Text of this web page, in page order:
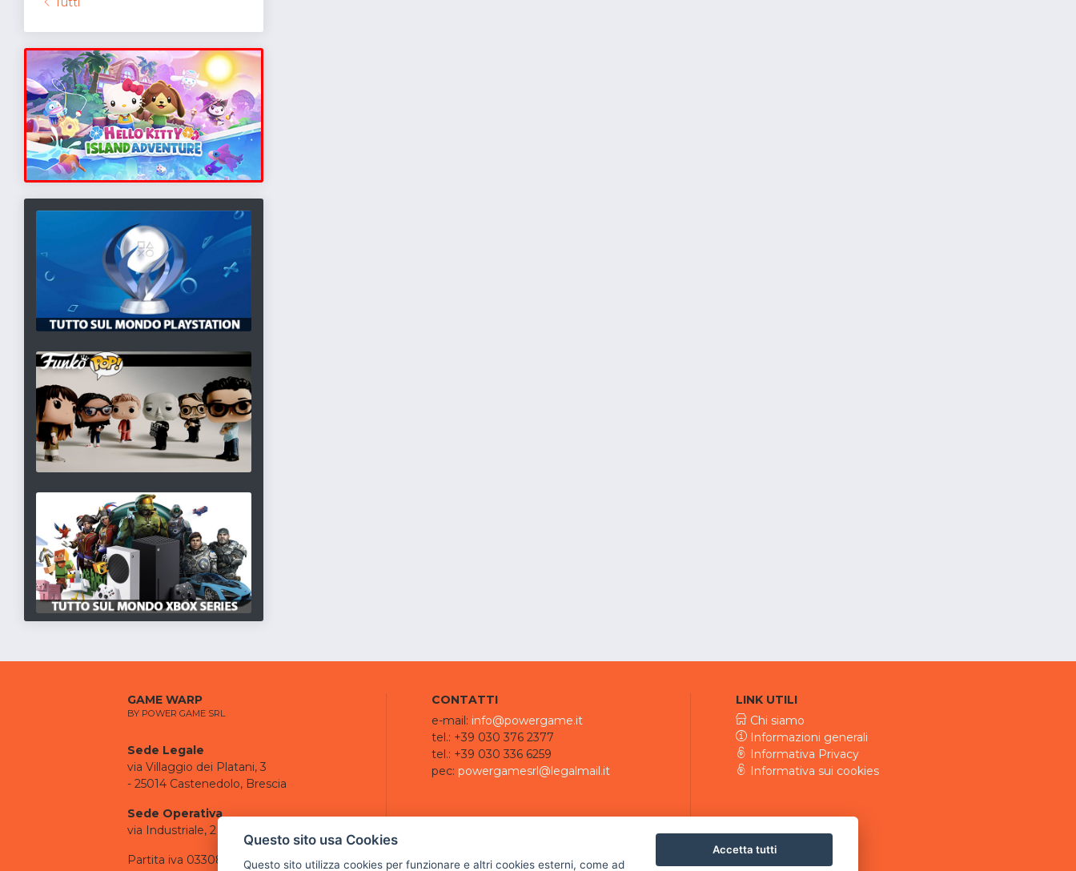
GAME WARP
BY POWER GAME SRL
Sede Legale
via Villaggio dei Platani, 3
- 25014 Castenedolo, Brescia
Sede Operativa
via Industriale, 2 - 25082 Botticino, BS
Partita iva 03308130982
CONTATTI
e-mail: info@powergame.it
tel.: +39 030 376 2377
tel.: +39 030 336 6259
pec: powergamesrl@legalmail.it
LINK UTILI
Chi siamo
Informazioni generali
Informativa Privacy
Informativa sui cookies
Questo sito usa Cookies
Questo sito utilizza cookies per funzionare e altri cookies esterni, come ad
Accetta tutti